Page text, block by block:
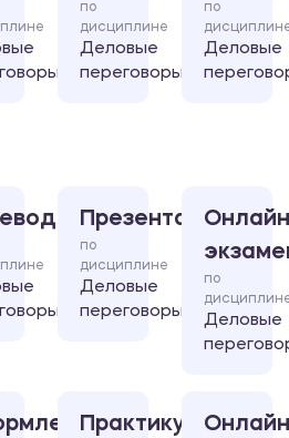
по
дисциплине
Деловые
переговоры
по
Деловые
Презентация
по
дисциплине
Деловые
переговоры
по
Деловые
Практикум